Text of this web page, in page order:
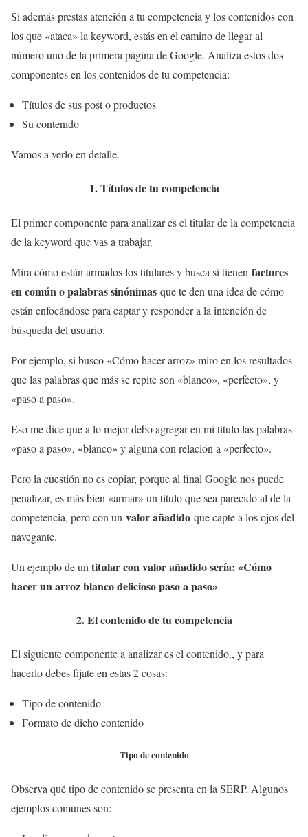
Si además prestas atención a tu competencia y los contenidos con
los que «ataca» la keyword, estás en el camino de llegar al
número uno de la primera página de Google. Analiza estos dos
componentes en los contenidos de tu competencia:
Títulos de sus post o productos
Su contenido
Vamos a verlo en detalle.
1. Títulos de tu competencia
El primer componente para analizar es el titular de la competencia
de la keyword que vas a trabajar.
Mira cómo están armados los titulares y busca si tienen factores
en común o palabras sinónimas que te den una idea de cómo
están enfocándose para captar y responder a la intención de
búsqueda del usuario.
Por ejemplo, si busco «Cómo hacer arroz» miro en los resultados
que las palabras que más se repite son «blanco», «perfecto», y
«paso a paso».
Eso me dice que a lo mejor debo agregar en mi título las palabras
«paso a paso», «blanco» y alguna con relación a «perfecto».
Pero la cuestión no es copiar, porque al final Google nos puede
penalizar, es más bien «armar» un título que sea parecido al de la
competencia, pero con un valor añadido que capte a los ojos del
navegante.
Un ejemplo de un titular con valor añadido sería: «Cómo
hacer un arroz blanco delicioso paso a paso»
2. El contenido de tu competencia
El siguiente componente a analizar es el contenido., y para
hacerlo debes fíjate en estas 2 cosas:
Tipo de contenido
Formato de dicho contenido
Tipo de contenido
Observa qué tipo de contenido se presenta en la SERP. Algunos
ejemplos comunes son: